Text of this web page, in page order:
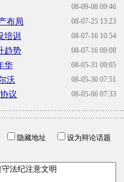
08-09-08 09:46
08-07-25 13:23
布局
08-07-16 10:54
培训
08-07-16 09:08
趋势
08-05-31 09:05
华
08-05-30 07:51
沃
08-05-06 07:33
议
隐藏地址
设为辩论话题